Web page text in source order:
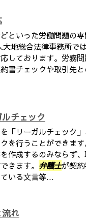
といった労働問題の
大地総合法律事務所で
しております。労務
書チェックや取引先
チェック
「リーガルチェック」
を行うことができま
作成するのみならず
きます。 弁護士が契
いる文言等...
れ